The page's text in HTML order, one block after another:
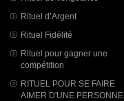
Rituel d’Argent
Rituel Fidélité
Rituel pour gagner une
compétition
RITUEL POUR SE FAIRE
AIMER D'UNE PERSONNE